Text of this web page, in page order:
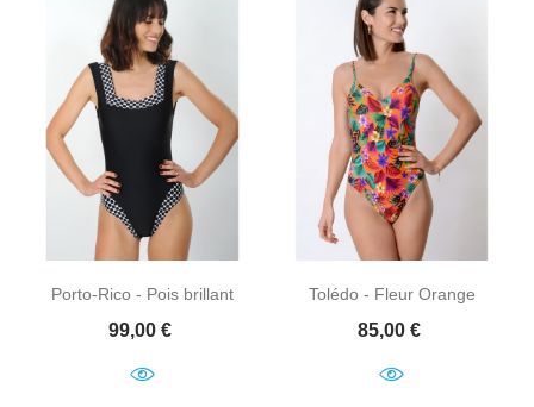
Porto-Rico - Pois brillant
Prix
99,00 €
Tolédo - Fleur Orange
Prix
85,00 €